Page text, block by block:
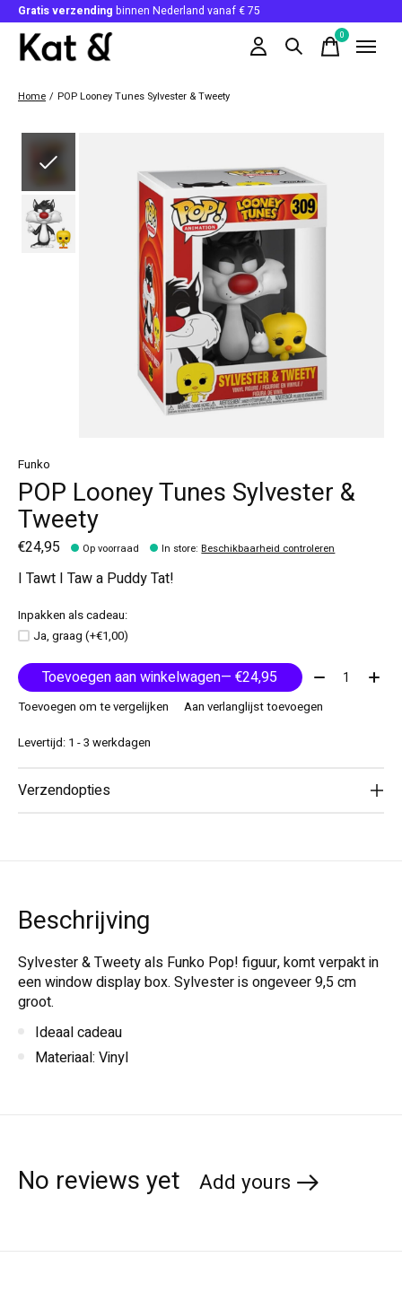
Gratis verzending binnen Nederland vanaf € 75
0items
Home / POP Looney Tunes Sylvester & Tweety
Funko
POP Looney Tunes Sylvester &
Tweety
€24,95 Op voorraad In store: Beschikbaarheid controleren
I Tawt I Taw a Puddy Tat!
Inpakken als cadeau:
Ja, graag (+€1,00)
Toevoegen aan winkelwagen — €24,95 Aantal:
Toevoegen om te vergelijken
Aan verlanglijst toevoegen
Levertijd: 1 - 3 werkdagen
Verzendopties
Beschrijving
Sylvester & Tweety als Funko Pop! figuur, komt verpakt in
een window display box. Sylvester is ongeveer 9,5 cm
groot.
Ideaal cadeau
Materiaal: Vinyl
No reviews yet Add yours